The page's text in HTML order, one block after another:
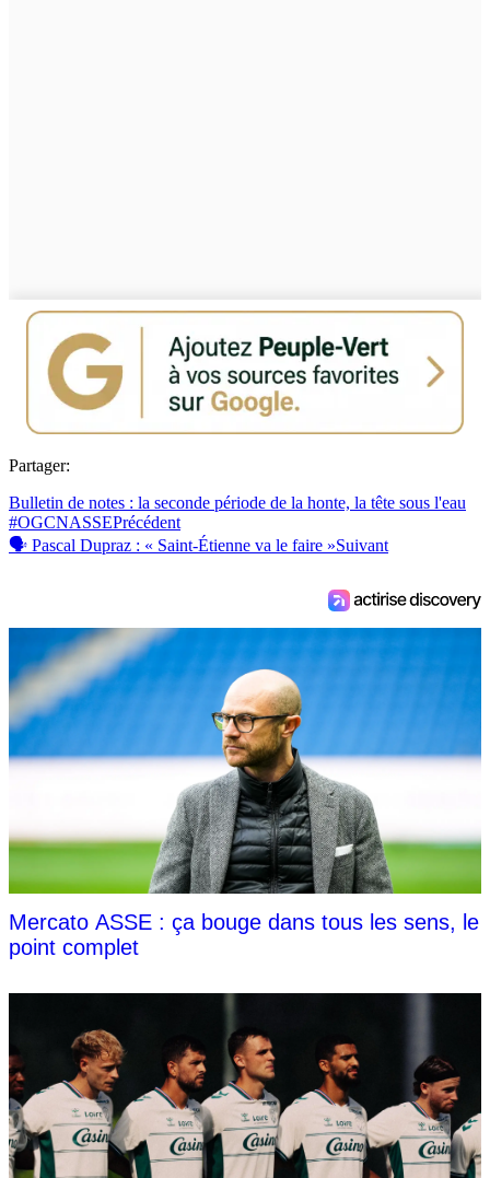
Partager:
Bulletin de notes : la seconde période de la honte, la tête sous l'eau
#OGCNASSEPrécédent
🗣 Pascal Dupraz : « Saint-Étienne va le faire »Suivant
Mercato ASSE : ça bouge dans tous les sens, le
point complet